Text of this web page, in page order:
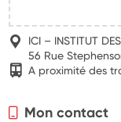
ICI – INSTITUT
56 Rue
A proximité des
Mon contact